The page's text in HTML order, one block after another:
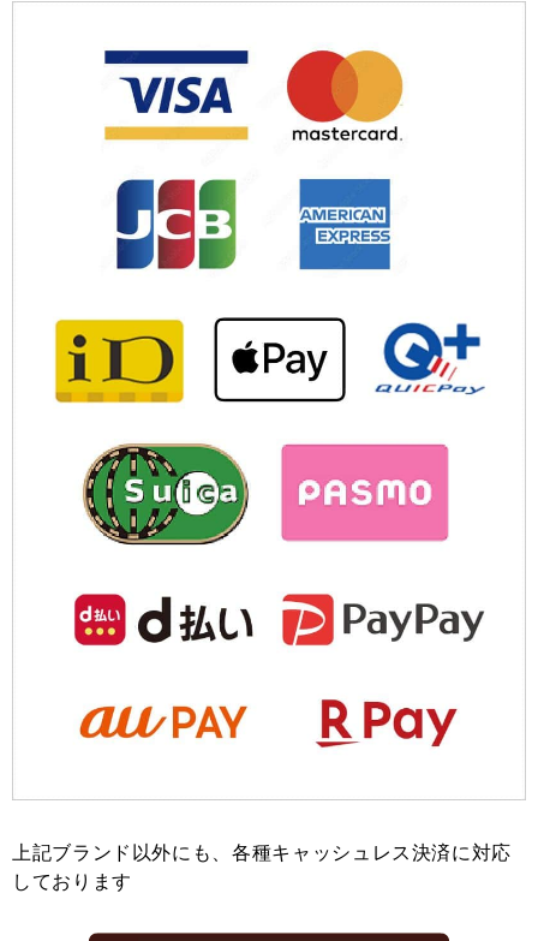
上記ブランド以外にも、各種キャッシュレス決済に対応
しております